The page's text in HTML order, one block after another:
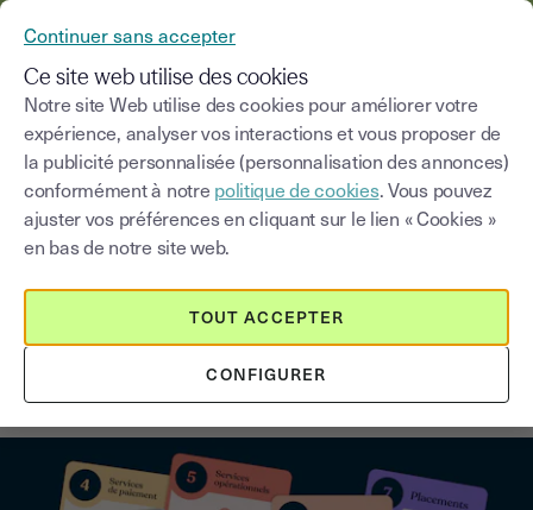
Blog
Choisir une catégorie Saisissez un terme
Les FinTech : renouveau de
l’industrie financière [Infographie]
Continuer sans accepter
Ce site web utilise des cookies
Notre site Web utilise des cookies pour améliorer votre
expérience, analyser vos interactions et vous proposer de
la publicité personnalisée (personnalisation des annonces)
conformément à notre politique de cookies. Vous pouvez
ajuster vos préférences en cliquant sur le lien « Cookies »
en bas de notre site web.
CONFIGURER
TOUT ACCEPTER